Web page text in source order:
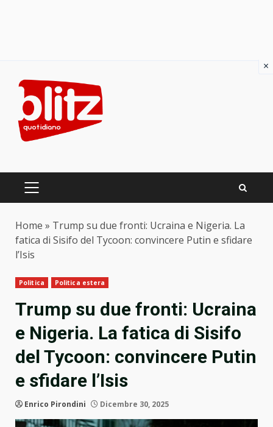
content
PRIMARY
Home » Trump su due fronti: Ucraina e Nigeria. La
fatica di Sisifo del Tycoon: convincere Putin e sfidare
l’Isis
Politica Politica estera
Trump su due fronti: Ucraina
e Nigeria. La fatica di Sisifo
del Tycoon: convincere Putin
e sfidare l’Isis
Enrico Pirondini Dicembre 30, 2025
×